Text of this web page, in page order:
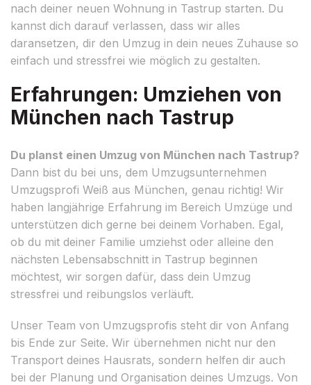
nach deiner neuen Wohnung in Tastrup starten. Du
kannst dich darauf verlassen, dass wir alles
daransetzen, dir den Umzug in dein neues Zuhause so
einfach und stressfrei wie möglich zu gestalten.
Erfahrungen: Umziehen von
München nach Tastrup
Du planst einen Umzug von München nach Tastrup?
Dann bist du bei uns, dem Umzugsunternehmen
Umzugsprofi Weiß aus München, genau richtig! Wir
haben langjährige Erfahrung im Bereich Umzüge und
unterstützen dich gerne bei deinem Vorhaben. Egal,
ob du mit deiner Familie umziehst oder alleine den
nächsten Lebensabschnitt in Tastrup beginnen
möchtest, wir sorgen dafür, dass dein Umzug
stressfrei und reibungslos verläuft.
Unser Team von Umzugsprofis steht dir von Anfang
bis Ende zur Seite. Wir übernehmen nicht nur den
Transport deines Hausrats, sondern helfen dir auch
bei der Planung und Organisation deines Umzugs. Von